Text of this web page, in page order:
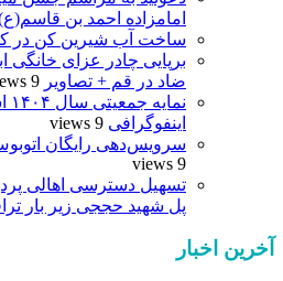
امامزاده احمد بن
ساخت آب شیرین کن در
برپایی چادر عزای خانگی
ضاد در قم + تصاویر 9 views
اینفوگرافی 9 views
سرویس‌دهی رایگان
9 views
تسهیل دسترسی اهالی
پل شهید حججی زیر بار
آخرین اخبار